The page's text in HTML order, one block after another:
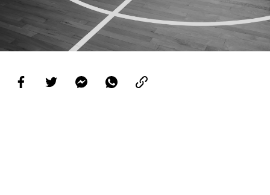
PROJETOS
LIGA BETCLIC MASCULINA